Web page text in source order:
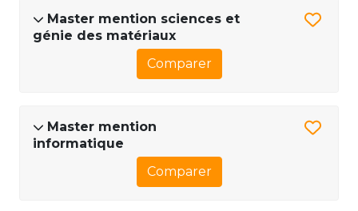
Master mention sciences et
génie des matériaux
Comparer
Master mention
informatique
Comparer